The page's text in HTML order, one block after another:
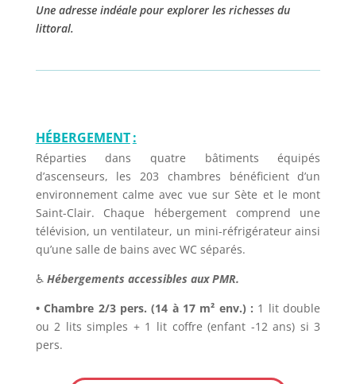
Une adresse indéale pour explorer les richesses du
littoral.
HÉBERGEMENT:
Réparties dans quatre bâtiments équipés
d’ascenseurs, les 203 chambres bénéficient d’un
environnement calme avec vue sur Sète et le mont
Saint-Clair. Chaque hébergement comprend une
télévision, un ventilateur, un mini-réfrigérateur ainsi
qu’une salle de bains avec WC séparés.
♿ Hébergements accessibles aux PMR.
• Chambre 2/3 pers. (14 à 17 m² env.) : 1 lit double
ou 2 lits simples + 1 lit coffre (enfant -12 ans) si 3
pers.